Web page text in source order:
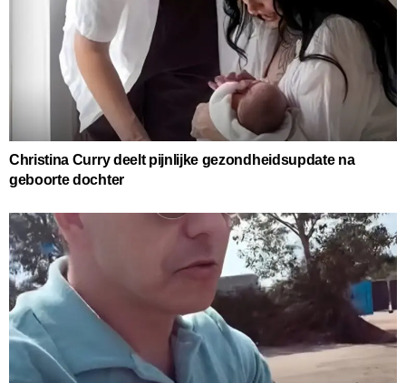
Christina Curry deelt pijnlijke gezondheidsupdate na
geboorte dochter